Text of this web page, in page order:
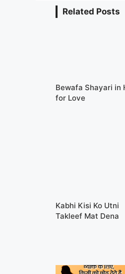
Related Posts
Bewafa Shayari in
for Love
Kabhi Kisi Ko Utni
Takleef Mat Dena